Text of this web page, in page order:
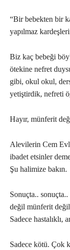
“Bir bebekten bir
yapılmaz
Biz kaç bebeği
ötekine nefret
gibi, okul okul,
yetiştirdik, nefreti
Hayır, münferit
Alevilerin Cem
ibadet etsinler
Şu halimize bakın.
Sonuçta..
değil münferit
Sadece hastalıklı,
Sadece kötü. Çok